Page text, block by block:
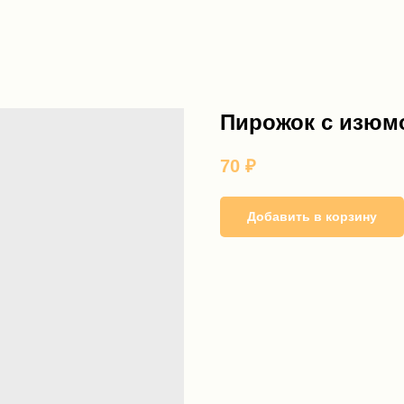
Пирожок с
70 ₽
Добавить в корзину